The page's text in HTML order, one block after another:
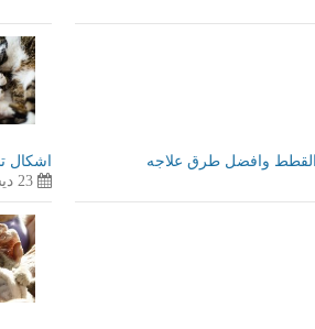
القطط وافضل طرق علاجه
اشكال
23 ديسمبر، 2023